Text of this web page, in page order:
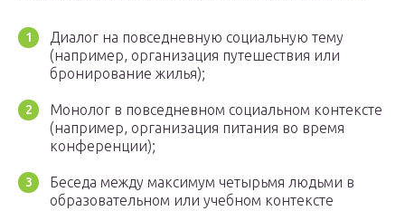
Диалог на повседневную социальную тему
(например, организация путешествия или
бронирование жилья);
Монолог в повседневном социальном контексте
(например, организация питания во время
конференции);
Беседа между максимум четырьмя людьми в
образовательном или учебном контексте